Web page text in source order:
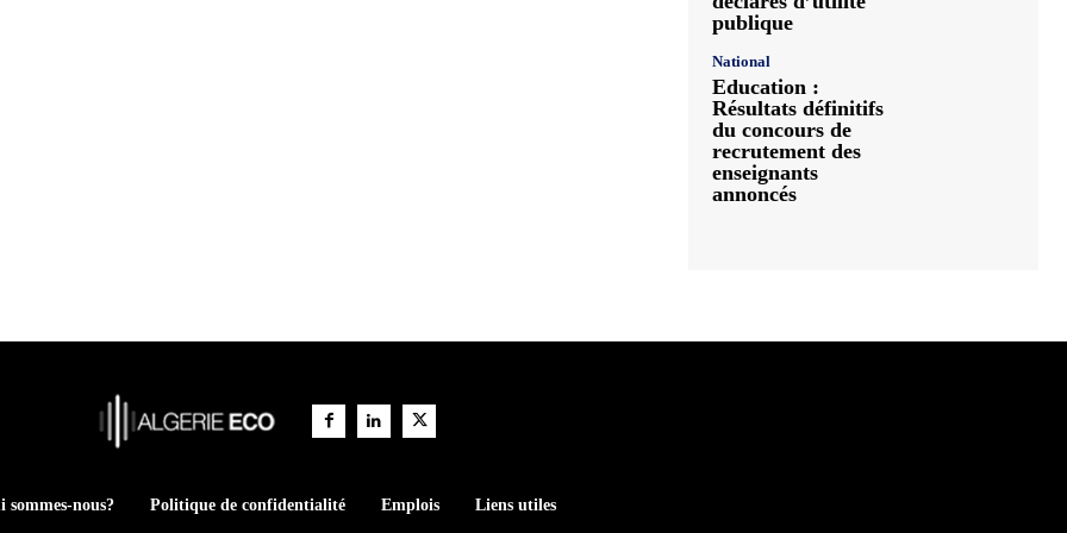
publique
National
Education :
Résultats définitifs
du concours de
recrutement des
enseignants
annoncés
sommes-nous? Politique de confidentialité Emplois Liens utiles